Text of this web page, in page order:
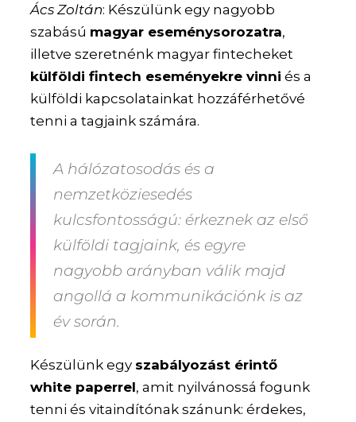
Ács Zoltán: Készülünk egy nagyobb
szabású magyar eseménysorozatra,
illetve szeretnénk magyar fintecheket
külföldi fintech eseményekre vinni és a
külföldi kapcsolatainkat hozzáférhetővé
tenni a tagjaink számára.
A hálózatosodás és a
nemzetköziesedés
kulcsfontosságú: érkeznek az első
külföldi tagjaink, és egyre
nagyobb arányban válik majd
angollá a kommunikációnk is az
év során.
Készülünk egy szabályozást érintő
white paperrel, amit nyilvánossá fogunk
tenni és vitaindítónak szánunk: érdekes,